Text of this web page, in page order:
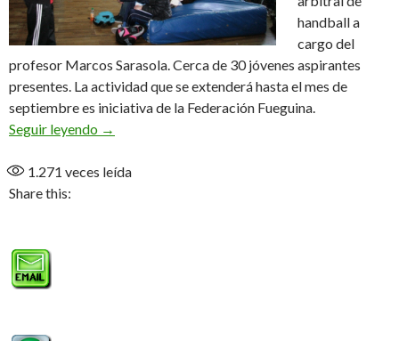
handball a
cargo del
profesor Marcos Sarasola. Cerca de 30 jóvenes aspirantes
presentes. La actividad que se extenderá hasta el mes de
septiembre es iniciativa de la Federación Fueguina.
Seguir leyendo
La nueva generación se prepara
→
1.271 veces leída
Share this: